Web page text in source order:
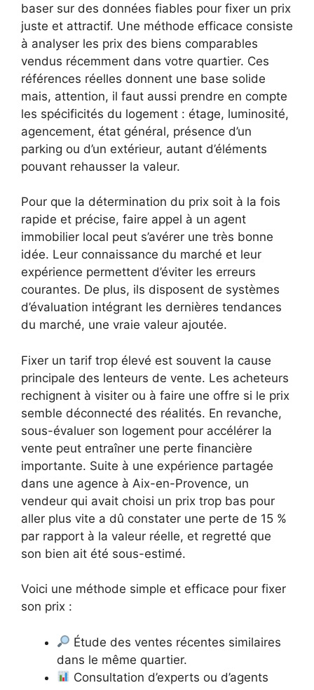
baser sur des données fiables pour fixer un prix
juste et attractif. Une méthode efficace consiste
à analyser les prix des biens comparables
vendus récemment dans votre quartier. Ces
références réelles donnent une base solide
mais, attention, il faut aussi prendre en compte
les spécificités du logement : étage, luminosité,
agencement, état général, présence d’un
parking ou d’un extérieur, autant d’éléments
pouvant rehausser la valeur.
Pour que la détermination du prix soit à la fois
rapide et précise, faire appel à un agent
immobilier local peut s’avérer une très bonne
idée. Leur connaissance du marché et leur
expérience permettent d’éviter les erreurs
courantes. De plus, ils disposent de systèmes
d’évaluation intégrant les dernières tendances
du marché, une vraie valeur ajoutée.
Fixer un tarif trop élevé est souvent la cause
principale des lenteurs de vente. Les acheteurs
rechignent à visiter ou à faire une offre si le prix
semble déconnecté des réalités. En revanche,
sous-évaluer son logement pour accélérer la
vente peut entraîner une perte financière
importante. Suite à une expérience partagée
dans une agence à Aix-en-Provence, un
vendeur qui avait choisi un prix trop bas pour
aller plus vite a dû constater une perte de 15 %
par rapport à la valeur réelle, et regretté que
son bien ait été sous-estimé.
Voici une méthode simple et efficace pour fixer
son prix :
Étude des ventes récentes similaires
dans le même quartier.
Consultation d’experts ou d’agents